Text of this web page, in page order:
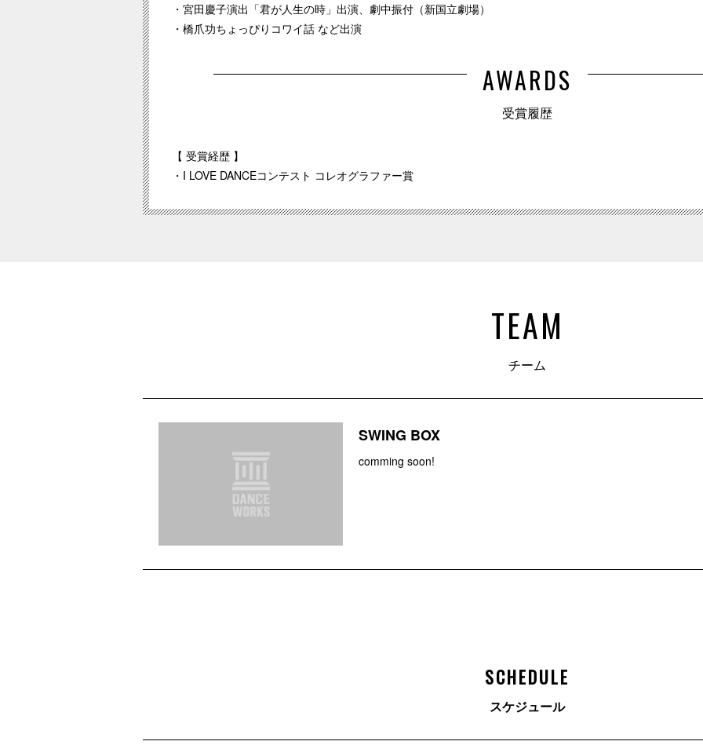
・宮田慶子演出「君が人生の時」出演、劇中振付（新国立劇場）
・橋爪功ちょっぴりコワイ話 など出演
AWARDS
受賞履歴
【 受賞経歴 】
・I LOVE DANCEコンテスト コレオグラファー賞
TEAM
チーム
SWING BOX
comming soon!
SCHEDULE
スケジュール